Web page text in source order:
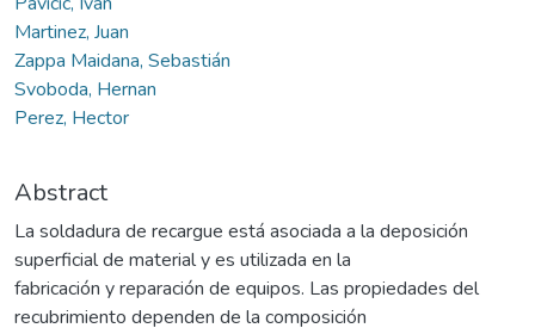
Martinez, Juan
Zappa Maidana, Sebastián
Svoboda, Hernan
Perez, Hector
Abstract
La soldadura de recargue está asociada a la deposición
superficial de material y es utilizada en la
fabricación y reparación de equipos. Las propiedades del
recubrimiento dependen de la composición